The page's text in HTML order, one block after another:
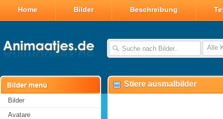
Home Bilder Beschreibung
Alle
Bilder
Avatare
Stiere ausmalbilder